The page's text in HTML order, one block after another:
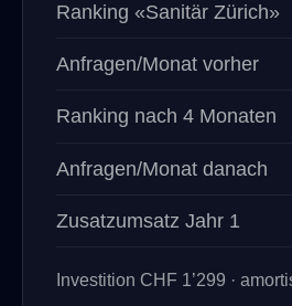
Ranking «Sanitär Zürich»
Anfragen/Monat vorher
Ranking nach 4 Monaten
Anfragen/Monat danach
Zusatzumsatz Jahr 1
Investition CHF 1’299 ·